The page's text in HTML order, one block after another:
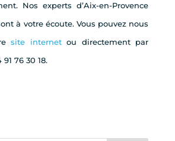
Nos experts d’Aix-en-Provence
à votre écoute. Vous pouvez nous
site internetou directement par
76 30 18.